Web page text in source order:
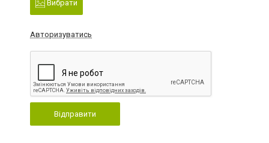
Вибрати
Авторизуватись
Відправити